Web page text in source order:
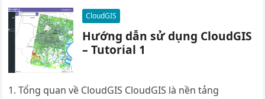
CloudGIS
Hướng dẫn sử dụng CloudGIS
– Tutorial 1
1. Tổng quan về CloudGIS CloudGIS là nền tảng